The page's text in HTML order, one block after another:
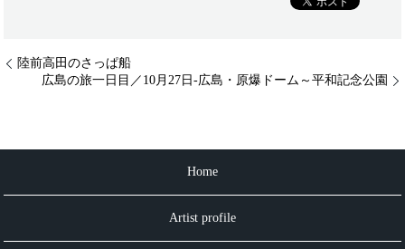
陸前高田のさっぱ船
広島の旅一日目／10月27日-広島・原爆ドーム～平和記念公園
Home
Artist profile